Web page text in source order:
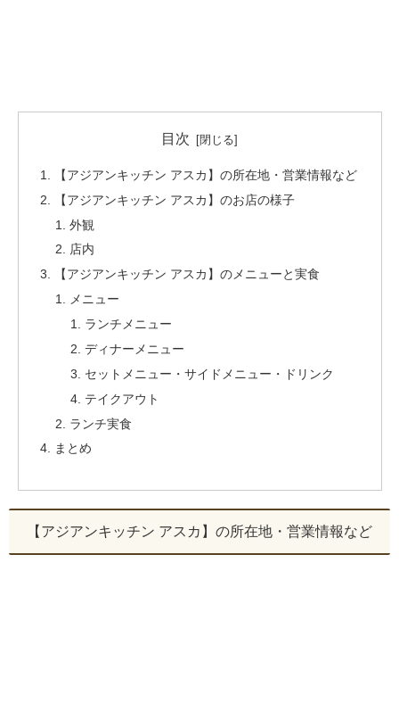
目次
【アジアンキッチン アスカ】の所在地・営業情報など
【アジアンキッチン アスカ】のお店の様子
外観
店内
【アジアンキッチン アスカ】のメニューと実食
メニュー
ランチメニュー
ディナーメニュー
セットメニュー・サイドメニュー・ドリンク
テイクアウト
ランチ実食
まとめ
【アジアンキッチン アスカ】の所在地・営業情報など